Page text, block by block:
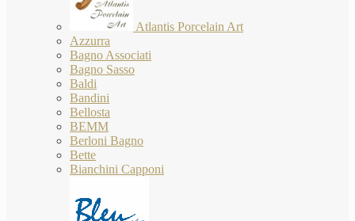
Atlantis Porcelain Art
Azzurra
Bagno Associati
Bagno Sasso
Baldi
Bandini
Bellosta
BEMM
Berloni Bagno
Bette
Bianchini Capponi